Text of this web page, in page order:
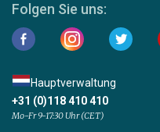
Folgen Sie uns:
Hauptverwaltung
+31 (0)118 410 410
Mo-Fr 9-17:30 Uhr (CET)